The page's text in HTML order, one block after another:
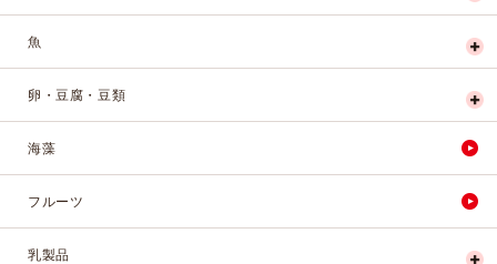
魚
卵・豆腐・豆類
海藻
フルーツ
乳製品